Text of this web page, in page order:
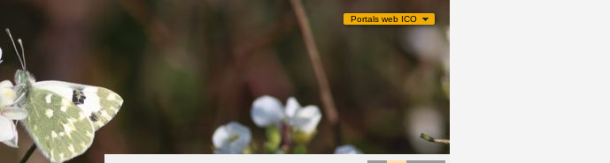
Portals web ICO